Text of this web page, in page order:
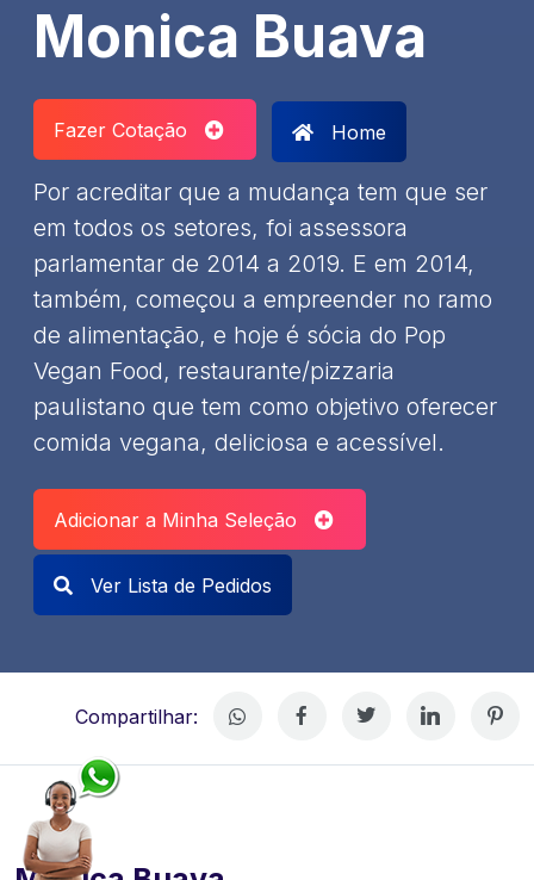
Monica Buava
Fazer Cotação Home
Por acreditar que a mudança tem que ser
em todos os setores, foi assessora
parlamentar de 2014 a 2019. E em 2014,
também, começou a empreender no ramo
de alimentação, e hoje é sócia do Pop
Vegan Food, restaurante/pizzaria
paulistano que tem como objetivo oferecer
comida vegana, deliciosa e acessível.
Adicionar a Minha Seleção
Ver Lista de Pedidos
Compartilhar: